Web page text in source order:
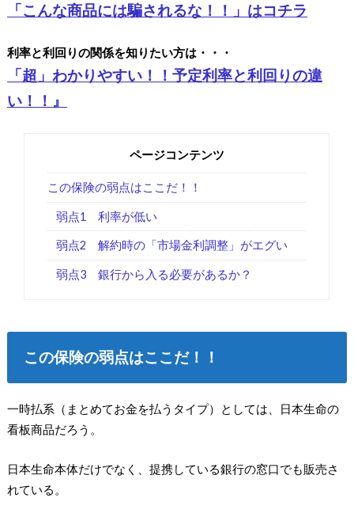
「こんな商品には騙されるな！！」はコチラ
利率と利回りの関係を知りたい方は・・・
「超」わかりやすい！！予定利率と利回りの違
い！！』
ページコンテンツ
この保険の弱点はここだ！！
弱点1 利率が低い
弱点2 解約時の「市場金利調整」がエグい
弱点3 銀行から入る必要があるか？
この保険の弱点はここだ！！
一時払系（まとめてお金を払うタイプ）としては、日本生命の
看板商品だろう。
日本生命本体だけでなく、提携している銀行の窓口でも販売さ
れている。